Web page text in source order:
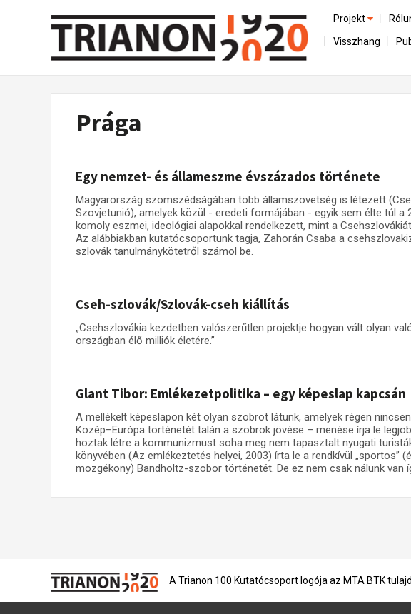
Projekt
Előzmények
Az összeomlás
Utókor és
A
Visszhang
Prága
Egy nemzet- és állameszme évszázados története
Magyarország szomszédságában több államszövetség is létezett
Szovjetunió), amelyek közül - eredeti formájában - egyik sem élte túl a
komoly eszmei, ideológiai alapokkal rendelkezett, mint a
Az alábbiakban kutatócsoportunk tagja, Zahorán Csaba a
szlovák tanulmánykötetről számol be.
Cseh-szlovák/Szlovák-cseh kiállítás
„Csehszlovákia kezdetben valószerűtlen projektje hogyan vált olyan
országban élő milliók életére.”
Glant Tibor: Emlékezetpolitika – egy képeslap kapcsán
A mellékelt képeslapon két olyan szobrot látunk, amelyek régen
Közép–Európa történetét talán a szobrok jövése – menése írja le
hoztak létre a kommunizmust soha meg nem tapasztalt nyugati
könyvében (Az emlékeztetés helyei, 2003) írta le a rendkívül „sportos”
mozgékony) Bandholtz-szobor történetét. De ez nem csak nálunk van
A Trianon 100 Kutatócsoport logója az MTA BTK